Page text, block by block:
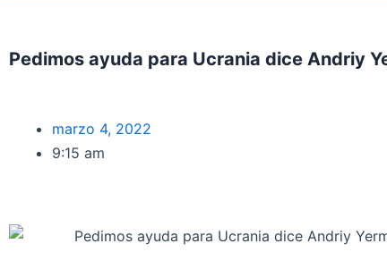
Pedimos ayuda para Ucrania dice Andriy
marzo 4, 2022
9:15 am